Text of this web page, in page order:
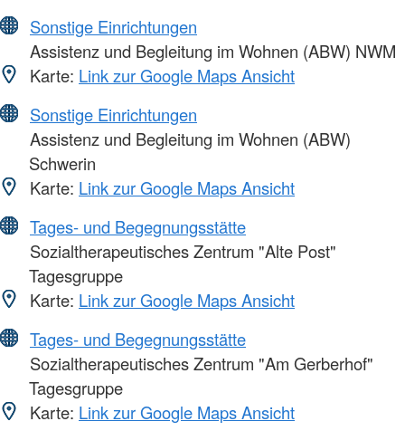
Sonstige Einrichtungen
Assistenz und Begleitung im Wohnen (ABW) NWM
Karte: Link zur Google Maps Ansicht
Sonstige Einrichtungen
Assistenz und Begleitung im Wohnen (ABW)
Schwerin
Karte: Link zur Google Maps Ansicht
Tages- und Begegnungsstätte
Sozialtherapeutisches Zentrum "Alte Post"
Tagesgruppe
Karte: Link zur Google Maps Ansicht
Tages- und Begegnungsstätte
Sozialtherapeutisches Zentrum "Am Gerberhof"
Tagesgruppe
Karte: Link zur Google Maps Ansicht